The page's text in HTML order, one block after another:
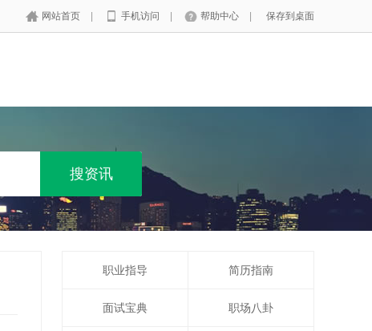
网站首页 手机访问 帮助中心 保存到桌面
职业指导 简历指南
面试宝典 职场八卦